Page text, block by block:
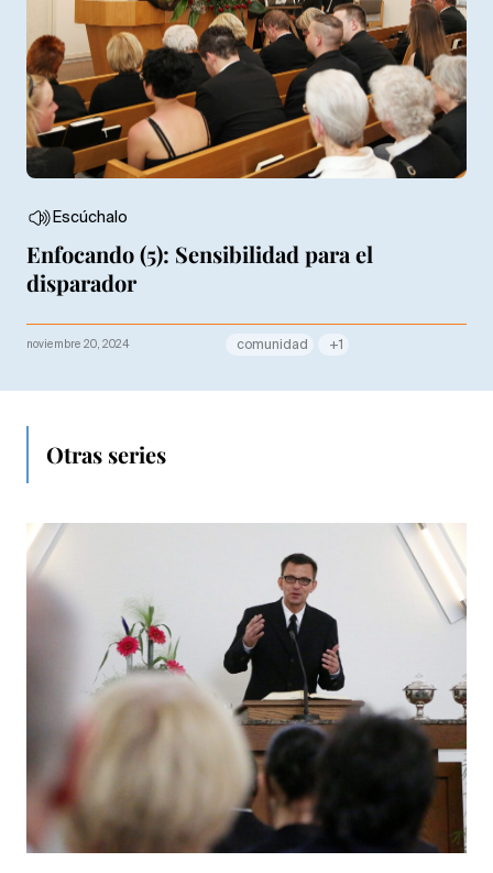
Escúchalo
Enfocando (5): Sensibilidad para el
disparador
noviembre 20, 2024 comunidad +1
Otras series